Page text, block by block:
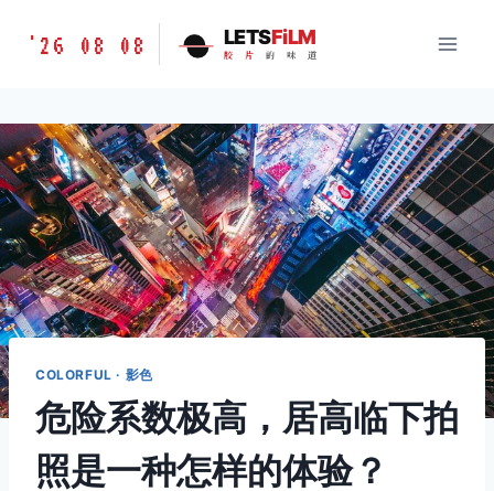
胶
味
道
LETSFILM
'26 08 08 LETSFiLM
胶 片 的 味 道
COLORFUL · 影色
危险系数极高，居高临下拍
照是一种怎样的体验？